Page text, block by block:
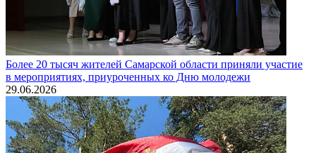
Более 20 тысяч жителей Самарской области приняли участие
в мероприятиях, приуроченных ко Дню молодежи
29.06.2026